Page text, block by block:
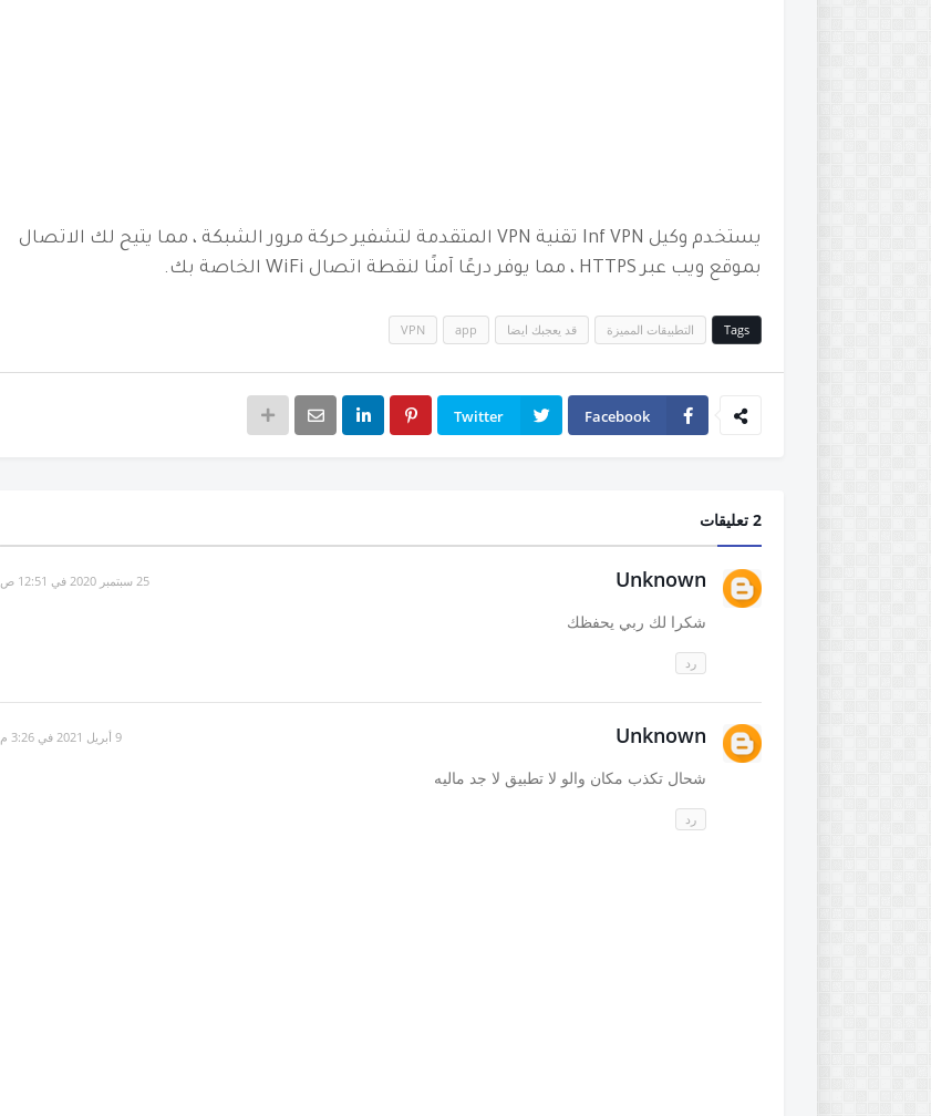
يستخدم وكيل Inf VPN تقنية VPN المتقدمة لتشفير حركة مرور الشبكة ، مما يتيح لك الاتصال
بموقع ويب عبر HTTPS ، مما يوفر درعًا آمنًا لنقطة اتصال WiFi الخاصة بك.
Tags التطبيقات المميزة قد يعجبك ايضا app
VPN
Facebook
Twitter
2 تعليقات
Unknown 25 سبتمبر 2020 في 12:51 ص
شكرا لك ربي يحفظك
رد
Unknown 9 أبريل 2021 في 3:26 م
شحال تكذب مكان والو لا تطبيق لا جد ماليه
رد